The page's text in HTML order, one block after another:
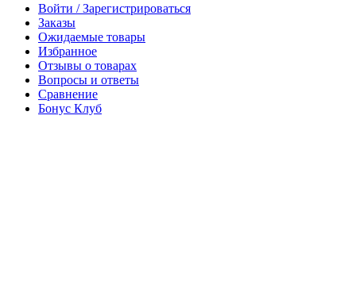
Войти / Зарегистрироваться
Заказы
Ожидаемые товары
Избранное
Отзывы о товарах
Вопросы и ответы
Сравнение
Бонус Клуб